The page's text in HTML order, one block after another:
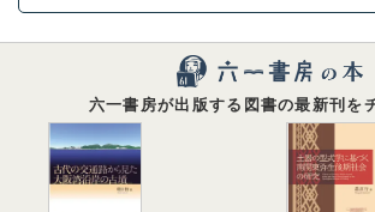
六一書房が出版する図書の最新刊を